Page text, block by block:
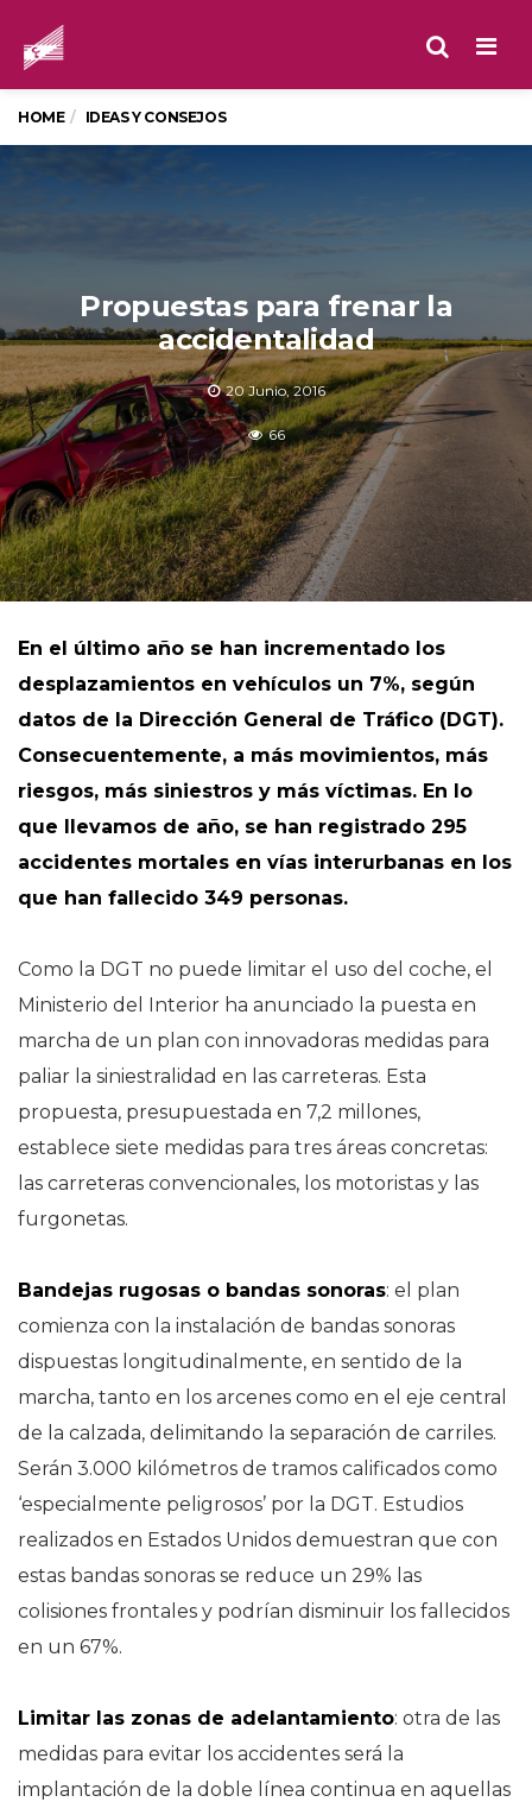
HOME IDEAS Y CONSEJOS
Propuestas para frenar la
accidentalidad
20 Junio, 2016
66
En el último año se han incrementado los
desplazamientos en vehículos un 7%, según
datos de la Dirección General de Tráfico (DGT).
Consecuentemente, a más movimientos, más
riesgos, más siniestros y más víctimas. En lo
que llevamos de año, se han registrado 295
accidentes mortales en vías interurbanas en los
que han fallecido 349 personas.
Como la DGT no puede limitar el uso del coche, el
Ministerio del Interior ha anunciado la puesta en
marcha de un plan con innovadoras medidas para
paliar la siniestralidad en las carreteras. Esta
propuesta, presupuestada en 7,2 millones,
establece siete medidas para tres áreas concretas:
las carreteras convencionales, los motoristas y las
furgonetas.
Bandejas rugosas o bandas sonoras: el plan
comienza con la instalación de bandas sonoras
dispuestas longitudinalmente, en sentido de la
marcha, tanto en los arcenes como en el eje central
de la calzada, delimitando la separación de carriles.
Serán 3.000 kilómetros de tramos calificados como
‘especialmente peligrosos’ por la DGT. Estudios
realizados en Estados Unidos demuestran que con
estas bandas sonoras se reduce un 29% las
colisiones frontales y podrían disminuir los fallecidos
en un 67%.
Limitar las zonas de adelantamiento: otra de las
medidas para evitar los accidentes será la
implantación de la doble línea continua en aquellas